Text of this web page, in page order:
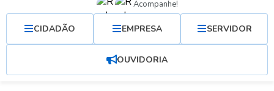
Acompanhe!
CIDADÃO EMPRESA SERVIDOR
OUVIDORIA